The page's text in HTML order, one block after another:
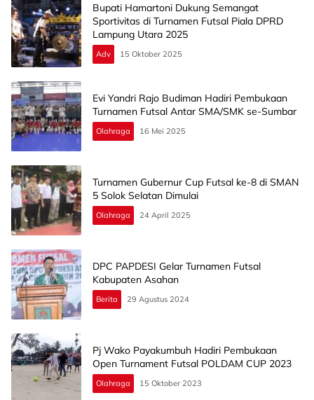
Bupati Hamartoni Dukung Semangat
Sportivitas di Turnamen Futsal Piala DPRD
Lampung Utara 2025
Adv 15 Oktober 2025
Evi Yandri Rajo Budiman Hadiri Pembukaan
Turnamen Futsal Antar SMA/SMK se-Sumbar
Olahraga 16 Mei 2025
Turnamen Gubernur Cup Futsal ke-8 di SMAN
5 Solok Selatan Dimulai
Olahraga 24 April 2025
DPC PAPDESI Gelar Turnamen Futsal
Kabupaten Asahan
Berita 29 Agustus 2024
Pj Wako Payakumbuh Hadiri Pembukaan
Open Turnament Futsal POLDAM CUP 2023
Olahraga 15 Oktober 2023